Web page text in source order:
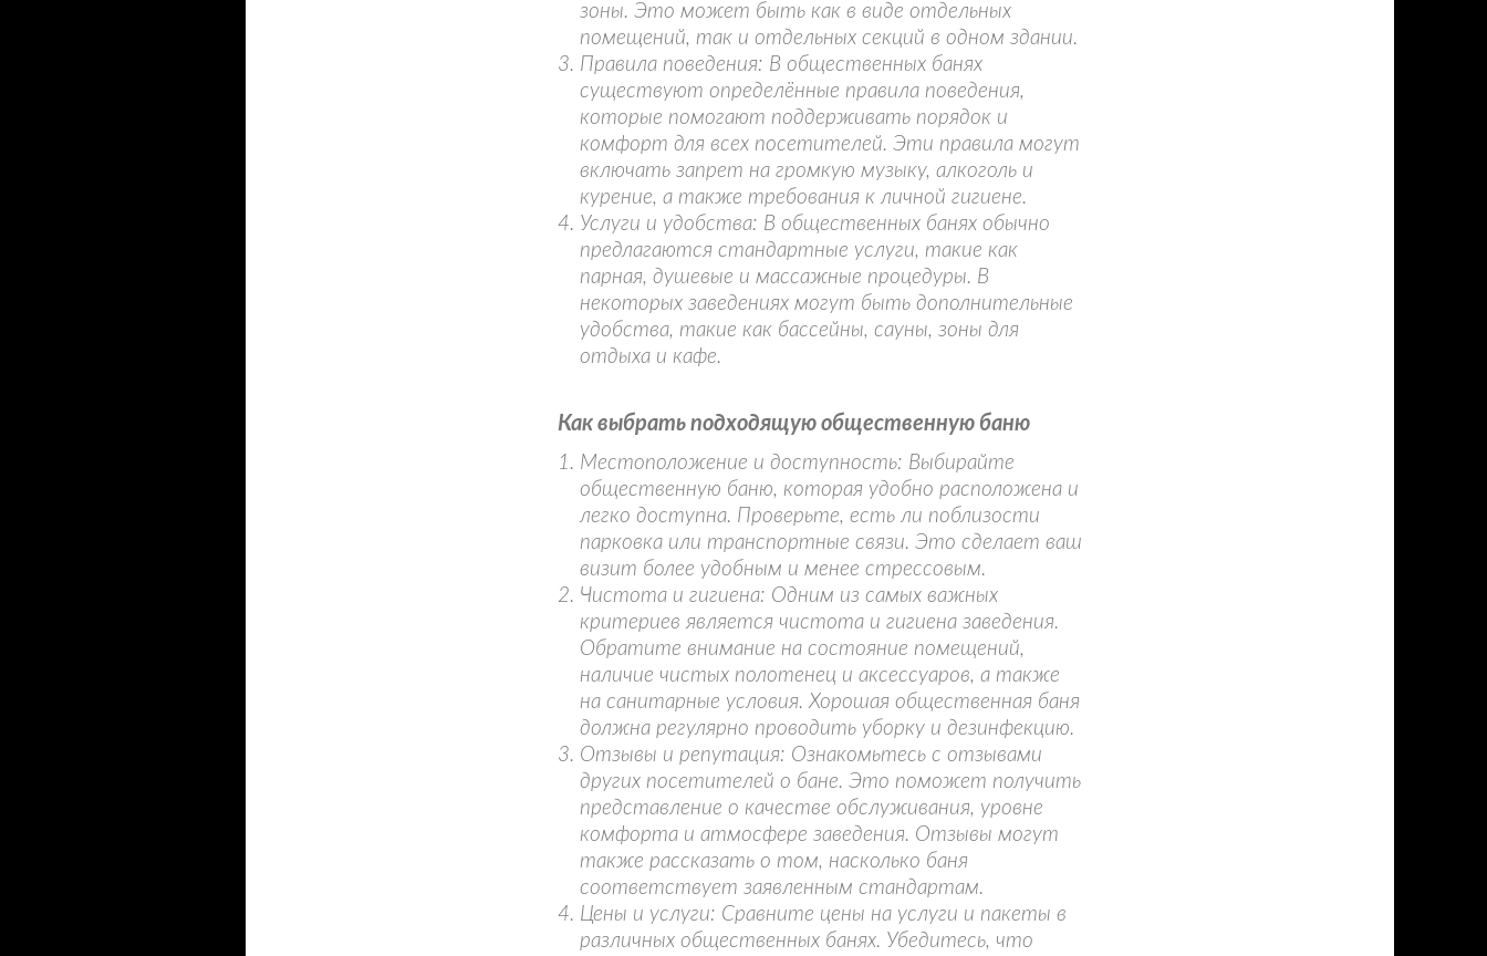
зоны. Это может быть как в виде отдельных
помещений, так и отдельных секций в одном здании.
Правила поведения: В общественных банях
существуют определённые правила поведения,
которые помогают поддерживать порядок и
комфорт для всех посетителей. Эти правила могут
включать запрет на громкую музыку, алкоголь и
курение, а также требования к личной гигиене.
Услуги и удобства: В общественных банях обычно
предлагаются стандартные услуги, такие как
парная, душевые и массажные процедуры. В
некоторых заведениях могут быть дополнительные
удобства, такие как бассейны, сауны, зоны для
отдыха и кафе.
Как выбрать подходящую общественную баню
Местоположение и доступность: Выбирайте
общественную баню, которая удобно расположена и
легко доступна. Проверьте, есть ли поблизости
парковка или транспортные связи. Это сделает ваш
визит более удобным и менее стрессовым.
Чистота и гигиена: Одним из самых важных
критериев является чистота и гигиена заведения.
Обратите внимание на состояние помещений,
наличие чистых полотенец и аксессуаров, а также
на санитарные условия. Хорошая общественная баня
должна регулярно проводить уборку и дезинфекцию.
Отзывы и репутация: Ознакомьтесь с отзывами
других посетителей о бане. Это поможет получить
представление о качестве обслуживания, уровне
комфорта и атмосфере заведения. Отзывы могут
также рассказать о том, насколько баня
соответствует заявленным стандартам.
Цены и услуги: Сравните цены на услуги и пакеты в
различных общественных банях. Убедитесь, что